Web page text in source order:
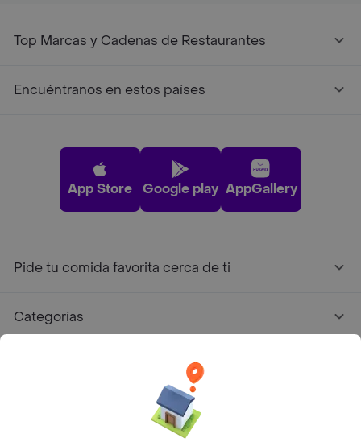
Top Marcas y Cadenas de Restaurantes
Encuéntranos en estos países
App Store Google play AppGallery
Pide tu comida favorita cerca de ti
Categorías